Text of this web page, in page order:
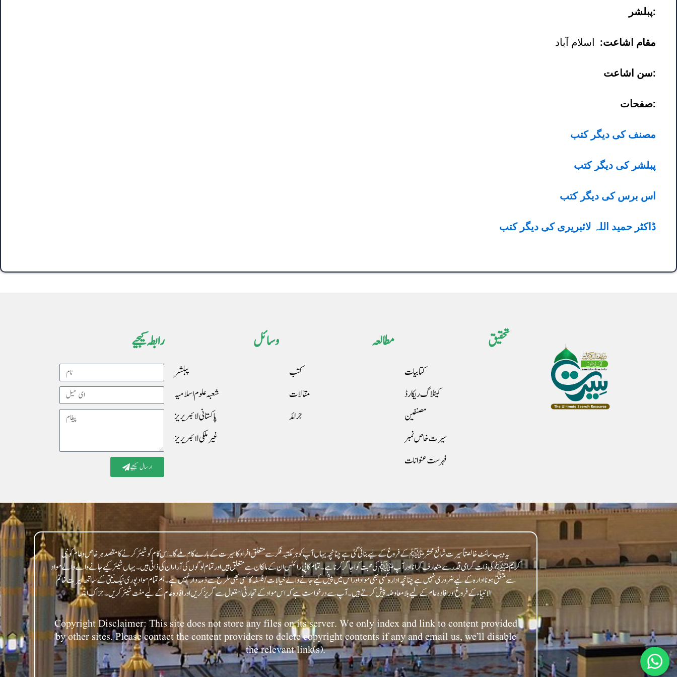
پبلشر:
مقام اشاعت: اسلام آباد
سن اشاعت:
صفحات:
مصنف کی دیگر کتب
پبلشر کی دیگر کتب
اس برس کی دیگر کتب
ڈاکٹر حمید اللہ لائبریری کی دیگر کتب
رابطہ کیجیے
Name
Email
Message
ارسال کیجیے
وسائل
پبلشر
شعبہ علوم اسلامیہ
پاکستانی لائبریریز
غیرملکی لائبریریز
مطالعہ
کتب
مقالات
جرائد
تحقیق
کتابیات
کیٹلاگ ریکارڈ
مصنفین
سیرت خاص نمبر
فہرست عنوانات
یہ ویب سائٹ خالصتاً سیرت شافع محشر ﷺ کے فروغ کے لیے بنائی گئی ہے چنانچہ یہاں آپ کو ہر مکتبہ فکر سے متعلق افراد کا سیرت کے بارے کام ملے گا۔ اس کام کو شیئر کرنے کا مقصد ہر خاص و عام کو نبی
کریمﷺ کی ذات گرامی قدر سے متعارف کرانا اور آپﷺ کی محبت کو اجاگر کرنا ہے۔ تمام کاپی رائٹس ان کے مالکان سے متعلق ہیں اور تمام لوگوں کی آراء ان کی ذاتی ہیں۔ یہاں شیئر کیے جانے والے والے مواد
سے متفق ہونا ادارہ کے لیے ضروری نہیں ہے چنانچہ ادارہ کسی بھی مواد اور اس میں پیش کیے جانے والے خیالات/فلسفہ کا کسی بھی طرح سے ذمہ دار نہیں ہے۔ ہم تمام مواد پوری نیک نیتی کے ساتھ سیرت خاتم
الانبیاء کے فروغ اور افادہ عام کے لیے بلامعاوضہ پیش کرتے ہیں۔ آپ سے درخواست ہے کہ اس مواد کے تجارتی استعمال سے گریز کریں اور افادہ عام کے لیے مفت شیئر کریں۔ جزاک اللہ
Copyright Disclaimer: This site does not store any files on its server. We only index and link to content provided
by other sites. Please contact the content providers to delete copyright contents if any and email us, we’ll disable
the relevant link(s).